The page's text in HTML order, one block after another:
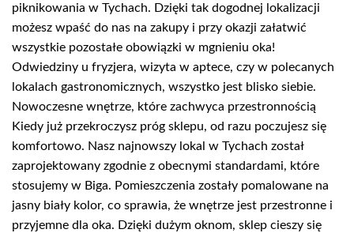
piknikowania w Tychach. Dzięki tak dogodnej lokalizacji
możesz wpaść do nas na zakupy i przy okazji załatwić
wszystkie pozostałe obowiązki w mgnieniu oka!
Odwiedziny u fryzjera, wizyta w aptece, czy w polecanych
lokalach gastronomicznych, wszystko jest blisko siebie.
Nowoczesne wnętrze, które zachwyca przestronnością
Kiedy już przekroczysz próg sklepu, od razu poczujesz się
komfortowo. Nasz najnowszy lokal w Tychach został
zaprojektowany zgodnie z obecnymi standardami, które
stosujemy w Biga. Pomieszczenia zostały pomalowane na
jasny biały kolor, co sprawia, że wnętrze jest przestronne i
przyjemne dla oka. Dzięki dużym oknom, sklep cieszy się